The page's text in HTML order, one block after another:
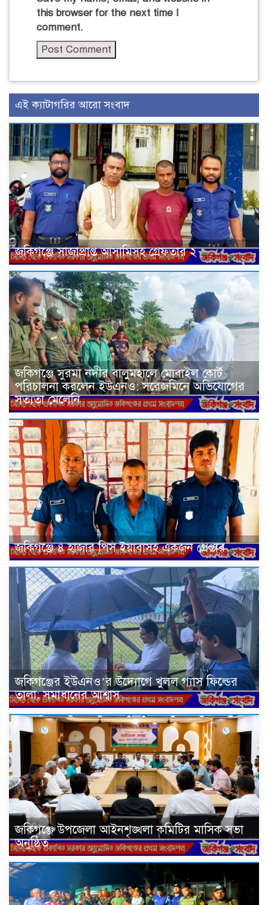
this browser for the next time I
comment.
এই ক্যাটাগরির আরো সংবাদ
জকিগঞ্জে সাজাপ্রাপ্ত আসামিসহ গ্রেফতার ২
জকিগঞ্জে সুরমা নদীর বালুমহালে মোবাইল কোর্ট
পরিচালনা করলেন ইউএনও: সরেজমিনে অভিযোগের
সত্যতা মেলেনি
জকিগঞ্জে ৪ হাজার পিস ইয়াবাসহ একজন গ্রেপ্তার
জকিগঞ্জের ইউএনও’র উদ্যোগে খুলল গ্যাস ফিল্ডের
তালা: সমাধানের আশ্বাস
জকিগঞ্জে উপজেলা আইনশৃঙ্খলা কমিটির মাসিক সভা
অনুষ্ঠিত